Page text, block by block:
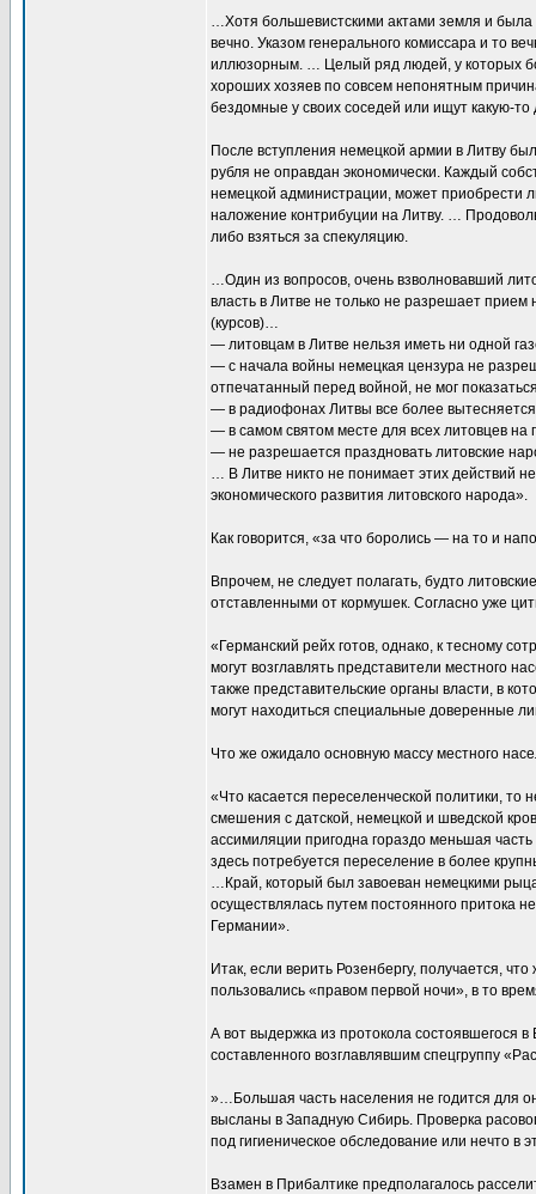
…Хотя большевистскими актами земля и была
вечно. Указом генерального комиссара и то
иллюзорным. … Целый ряд людей, у которых
хороших хозяев по совсем непонятным
бездомные у своих соседей или ищут какую-то
После вступления немецкой армии в Литву
рубля не оправдан экономически. Каждый
немецкой администрации, может приобрести
наложение контрибуции на Литву. …
либо взяться за спекуляцию.
…Один из вопросов, очень взволновавший
власть в Литве не только не разрешает
(курсов)…
— литовцам в Литве нельзя иметь ни одной
— с начала войны немецкая цензура не
отпечатанный перед войной, не мог
— в радиофонах Литвы все более вытесняется
— в самом святом месте для всех литовцев
— не разрешается праздновать литовские
… В Литве никто не понимает этих действий
экономического развития литовского народа».
Как говорится, «за что боролись — на то и
Впрочем, не следует полагать, будто
отставленными от кормушек. Согласно уже
«Германский рейх готов, однако, к тесному
могут возглавлять представители местного
также представительские органы власти, в
могут находиться специальные доверенные
Что же ожидало основную массу местного
«Что касается переселенческой политики, то
смешения с датской, немецкой и шведской
ассимиляции пригодна гораздо меньшая
здесь потребуется переселение в более
…Край, который был завоеван немецкими
осуществлялась путем постоянного притока
Германии».
Итак, если верить Розенбергу, получается,
пользовались «правом первой ночи», в то
А вот выдержка из протокола состоявшегося
составленного возглавлявшим спецгруппу
»…Большая часть населения не годится для
высланы в Западную Сибирь. Проверка
под гигиеническое обследование или нечто в
Взамен в Прибалтике предполагалось